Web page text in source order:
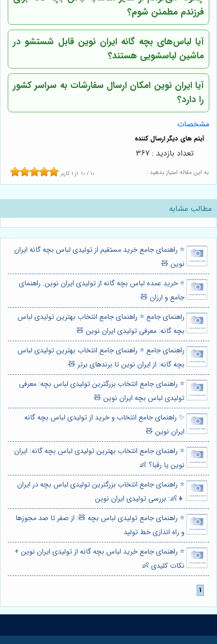
فرزندم مطمئن شوم؟
آیا لباس‌های بچه گانه ایران نوین قابل شستشو در
ماشین لباسشویی هستند؟
آیا ایران نوین امکان ارسال سفارشات به سراسر کشور
را دارد؟
مشخصات
به این مقاله امتیاز بدهید : 10 / 10 از 1 کاربر
تعداد بازدید : 367
مطالب مشابه
⭐️ راهنمای جامع خرید مستقیم از تولیدی لباس بچه گانه ایران
نوین 🧸
⭐️ خرید عمده لباس بچه گانه از تولیدی ایران نوین: راهنمای
جامع و ارزان 🧸
راهنمای جامع ⭐️ راهنمای جامع انتخاب بهترین تولیدی لباس
بچه گانه: معرفی تولیدی ایران نوین 🧸
راهنمای جامع ⭐️ راهنمای جامع انتخاب بهترین تولیدی لباس
بچه گانه: از ایران نوین تا برندهای برتر 🧸
⭐️ راهنمای جامع انتخاب بزرگترین تولیدی لباس بچه: معرفی
تولیدی لباس بچه ایران نوین 🧸
✨ راهنمای جامع انتخاب و خرید از تولیدی لباس بچه گانه
ایران نوین 🧸
⭐️ راهنمای جامع انتخاب بهترین تولیدی لباس بچه گانه: ایران
نوین یا رقبا؟ 👶
⭐️ راهنمای جامع انتخاب بزرگترین تولیدی لباس بچه در ایران
👧👶: بررسی تولیدی ایران نوین
⭐️ راهنمای جامع تولیدی لباس بچه 🧸: از صفر تا صد مجوزها
و راه اندازی خط تولید
⭐️ راهنمای جامع خرید لباس بچه گانه از تولیدی ایران نوین +
نکات کلیدی 👶